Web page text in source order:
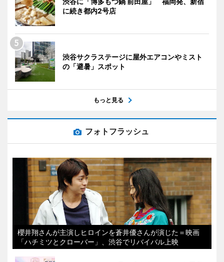
に続き都内2号店
渋谷サクラステージに屋外エアコンやミスト
の「避暑」スポット
もっと見る
フォトフラッシュ
櫻井翔さんが主演しヒロインを蒼井優さんが演じた＝映画
「ハチミツとクローバー」、渋谷でリバイバル上映